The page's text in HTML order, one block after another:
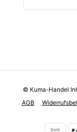
AGB
© Kuma-Handel